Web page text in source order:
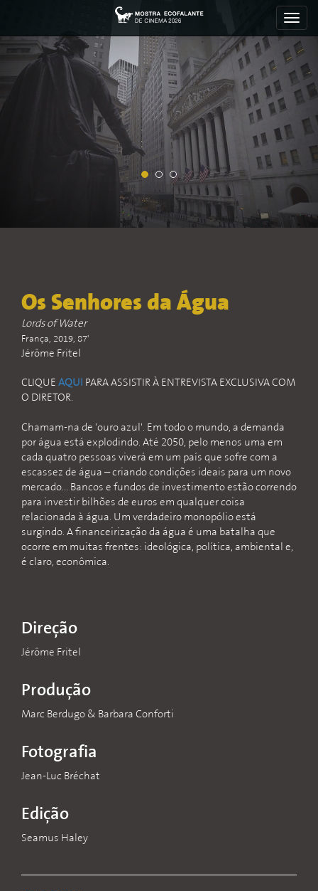
Os Senhores da Água
Lords of Water
França, 2019, 87'
Jérôme Fritel
CLIQUE AQUI PARA ASSISTIR À ENTREVISTA EXCLUSIVA COM
O DIRETOR.
Chamam-na de 'ouro azul'. Em todo o mundo, a demanda
por água está explodindo. Até 2050, pelo menos uma em
cada quatro pessoas viverá em um país que sofre com a
escassez de água – criando condições ideais para um novo
mercado... Bancos e fundos de investimento estão correndo
para investir bilhões de euros em qualquer coisa
relacionada à água. Um verdadeiro monopólio está
surgindo. A financeirização da água é uma batalha que
ocorre em muitas frentes: ideológica, política, ambiental e,
é claro, econômica.
Direção
Jérôme Fritel
Produção
Marc Berdugo & Barbara Conforti
Fotografia
Jean-Luc Bréchat
Edição
Seamus Haley